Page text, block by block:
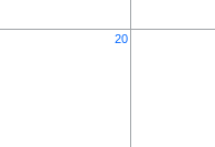
20